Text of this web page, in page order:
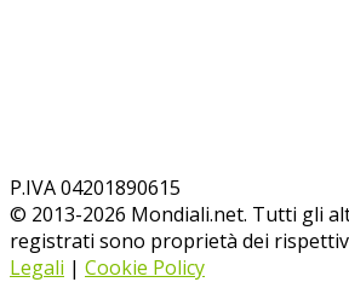
P.IVA 04201890615
© 2013-2026 Mondiali.net. Tutti gli
registrati sono proprietà dei
Legali | Cookie Policy